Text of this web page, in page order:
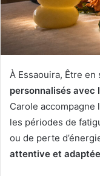
À Essaouira, Être
personnalisés avec
Carole accompagne
les périodes de
ou de perte
attentive et